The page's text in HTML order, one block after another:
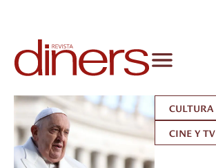
CULTURA
CINE Y TV